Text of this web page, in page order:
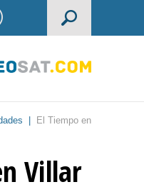
El Tiempo en
Villar